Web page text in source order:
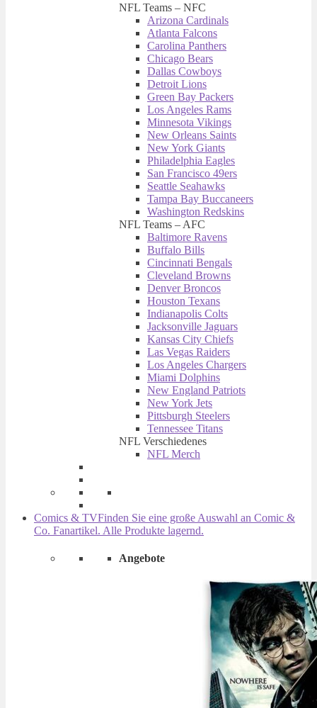
NFL Teams – NFC
Arizona Cardinals
Atlanta Falcons
Carolina Panthers
Chicago Bears
Dallas Cowboys
Detroit Lions
Green Bay Packers
Los Angeles Rams
Minnesota Vikings
New Orleans Saints
New York Giants
Philadelphia Eagles
San Francisco 49ers
Seattle Seahawks
Tampa Bay Buccaneers
Washington Redskins
NFL Teams – AFC
Baltimore Ravens
Buffalo Bills
Cincinnati Bengals
Cleveland Browns
Denver Broncos
Houston Texans
Indianapolis Colts
Jacksonville Jaguars
Kansas City Chiefs
Las Vegas Raiders
Los Angeles Chargers
Miami Dolphins
New England Patriots
New York Jets
Pittsburgh Steelers
Tennessee Titans
NFL Verschiedenes
NFL Merch
Comics & TVFinden Sie eine große Auswahl an Comic &
Co. Fanartikel. Alle Produkte lagernd.
Angebote